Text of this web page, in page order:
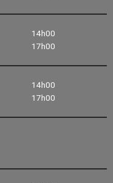
14h00
17h00
14h00
17h00